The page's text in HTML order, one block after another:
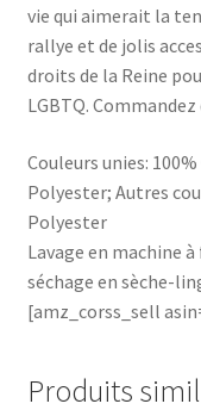
vie qui aimerait la
rallye et de jolis
droits de la Reine
LGBTQ.
Couleurs unies:
Polyester; Autres
Polyester
Lavage en machine
séchage en sèche-
[amz_corss_sell
Produits